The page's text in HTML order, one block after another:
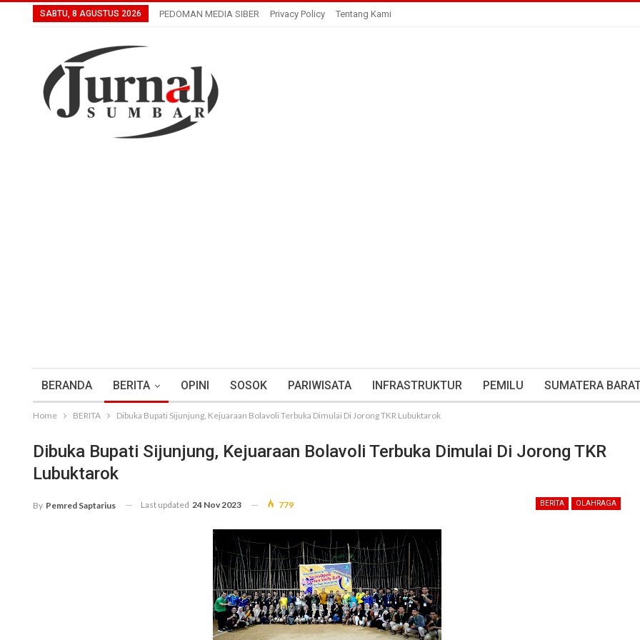
SABTU, 8 AGUSTUS 2026 PEDOMAN MEDIA SIBER Privacy Policy Tentang Kami
BERANDA BERITA OPINI SOSOK PARIWISATA INFRASTRUKTUR PEMILU SUMATERA
Home BERITA Dibuka Bupati Sijunjung, Kejuaraan Bolavoli Terbuka Dimulai Di Jorong TKR Lubuktarok
Dibuka Bupati Sijunjung, Kejuaraan Bolavoli Terbuka Dimulai Di Jorong TKR
Lubuktarok
BERITA OLAHRAGA
By Pemred Saptarius Last updated 24 Nov 2023 779